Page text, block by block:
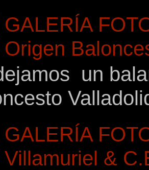
GALERÍA
Origen
un
GALERÍA
Villamuriel &